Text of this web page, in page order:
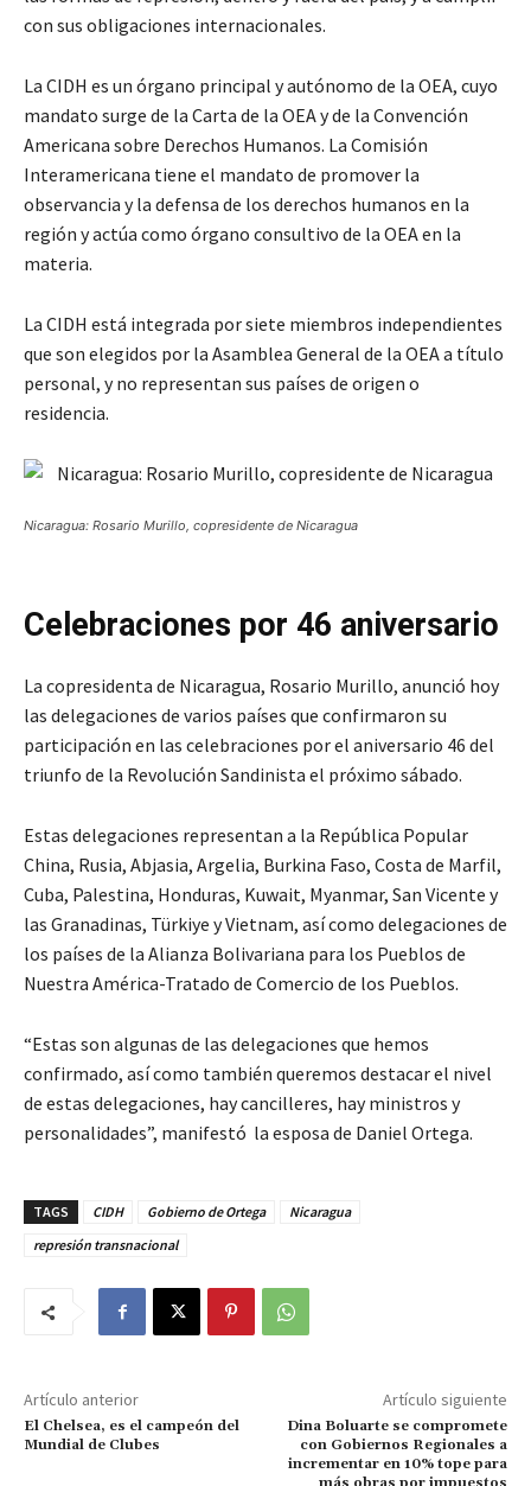
con sus obligaciones internacionales.
La CIDH es un órgano principal y autónomo de la OEA, cuyo
mandato surge de la Carta de la OEA y de la Convención
Americana sobre Derechos Humanos. La Comisión
Interamericana tiene el mandato de promover la
observancia y la defensa de los derechos humanos en la
región y actúa como órgano consultivo de la OEA en la
materia.
La CIDH está integrada por siete miembros independientes
que son elegidos por la Asamblea General de la OEA a título
personal, y no representan sus países de origen o
residencia.
Nicaragua: Rosario Murillo, copresidente de Nicaragua
Celebraciones por 46 aniversario
La copresidenta de Nicaragua, Rosario Murillo, anunció hoy
las delegaciones de varios países que confirmaron su
participación en las celebraciones por el aniversario 46 del
triunfo de la Revolución Sandinista el próximo sábado.
Estas delegaciones representan a la República Popular
China, Rusia, Abjasia, Argelia, Burkina Faso, Costa de Marfil,
Cuba, Palestina, Honduras, Kuwait, Myanmar, San Vicente y
las Granadinas, Türkiye y Vietnam, así como delegaciones de
los países de la Alianza Bolivariana para los Pueblos de
Nuestra América-Tratado de Comercio de los Pueblos.
“Estas son algunas de las delegaciones que hemos
confirmado, así como también queremos destacar el nivel
de estas delegaciones, hay cancilleres, hay ministros y
personalidades”, manifestó la esposa de Daniel Ortega.
TAGS CIDH Gobierno de Ortega
Nicaragua
represión transnacional
Artículo anterior
El Chelsea, es el campeón del
Mundial de Clubes
Artículo siguiente
Dina Boluarte se compromete
con Gobiernos Regionales a
incrementar en 10% tope para